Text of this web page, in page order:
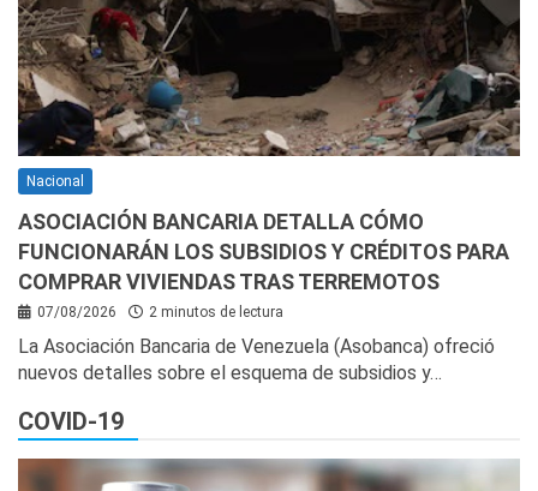
Nacional
ASOCIACIÓN BANCARIA DETALLA CÓMO
FUNCIONARÁN LOS SUBSIDIOS Y CRÉDITOS PARA
COMPRAR VIVIENDAS TRAS TERREMOTOS
07/08/2026 2 minutos de lectura
La Asociación Bancaria de Venezuela (Asobanca) ofreció
nuevos detalles sobre el esquema de subsidios y…
COVID-19